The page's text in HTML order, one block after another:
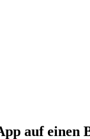
auf einen